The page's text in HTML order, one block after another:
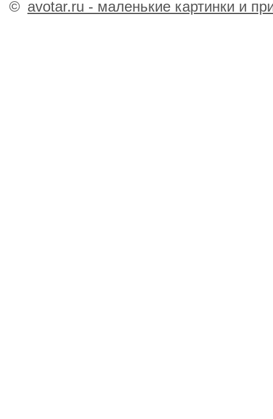
© avotar.ru - маленькие картинки и